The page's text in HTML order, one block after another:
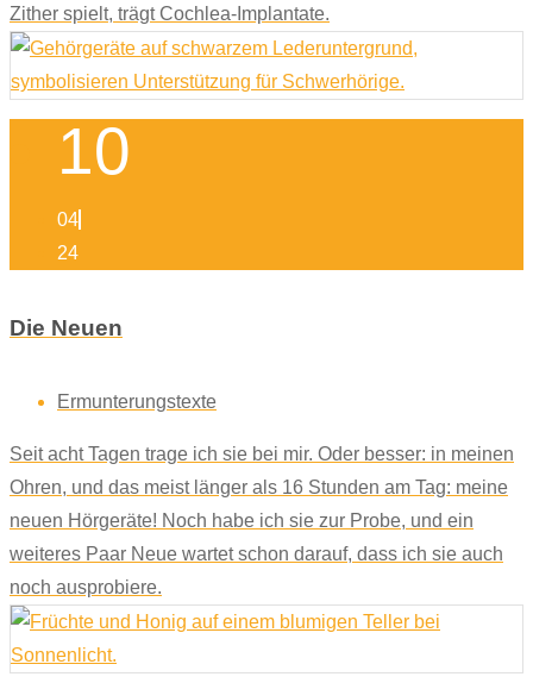
Zither spielt, trägt Cochlea-Implantate.
10
04
24
Die Neuen
Ermunterungstexte
Seit acht Tagen trage ich sie bei mir. Oder besser: in meinen
Ohren, und das meist länger als 16 Stunden am Tag: meine
neuen Hörgeräte! Noch habe ich sie zur Probe, und ein
weiteres Paar Neue wartet schon darauf, dass ich sie auch
noch ausprobiere.